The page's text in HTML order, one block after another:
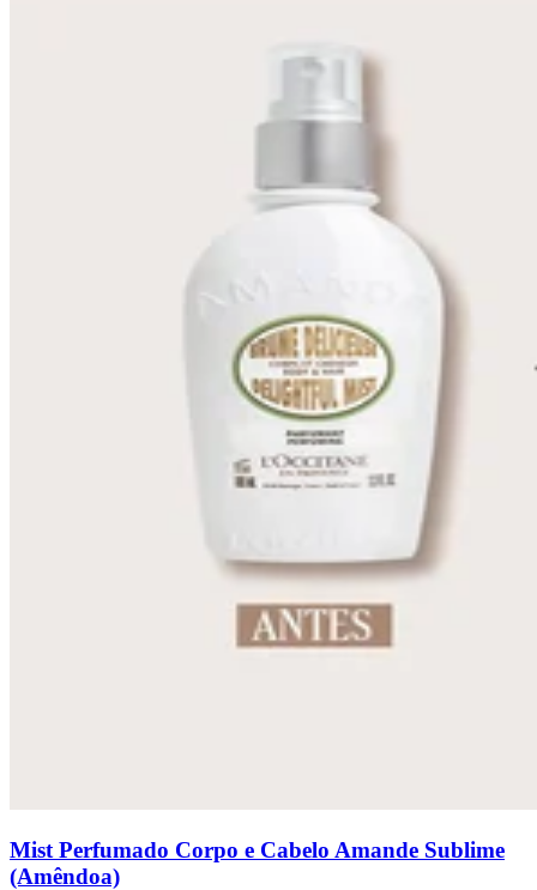
Mist Perfumado Corpo e Cabelo Amande Sublime
(Amêndoa)